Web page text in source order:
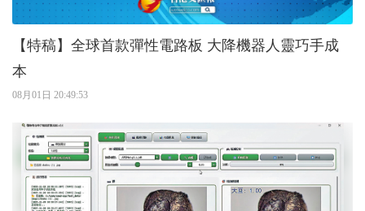
【特稿】全球首款彈性電路板 大降機器人靈巧手成
本
08月01日 20:49:53